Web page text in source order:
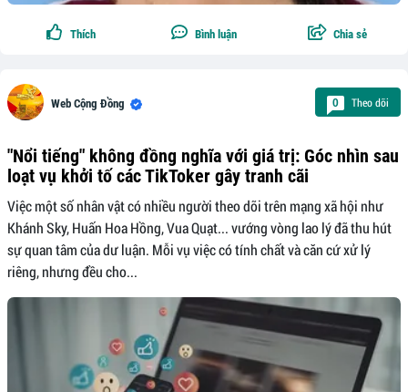
Thích Bình luận Chia sẻ
Web Cộng Đồng 0 Theo dõi
"Nổi tiếng" không đồng nghĩa với giá trị: Góc nhìn sau
loạt vụ khởi tố các TikToker gây tranh cãi
Việc một số nhân vật có nhiều người theo dõi trên mạng xã hội như
Khánh Sky, Huấn Hoa Hồng, Vua Quạt... vướng vòng lao lý đã thu hút
sự quan tâm của dư luận. Mỗi vụ việc có tính chất và căn cứ xử lý
riêng, nhưng đều cho...